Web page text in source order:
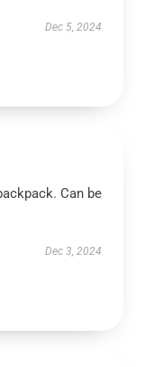
Dec 5, 2024
Can be
Dec 3, 2024